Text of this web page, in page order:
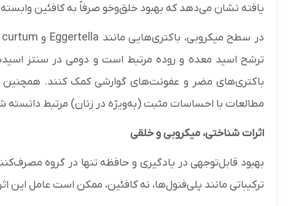
یافته نشان می‌دهد که بهبود خلق‌وخو صرفاً به کافئین
ترشح اسید معده و روده مرتبط است و دومی در سنتز
مطالعات با احساسات مثبت (به‌ویژه در زنان) مرتبط دانسته
اثرات شناختی، میکروبی و خلقی
بهبود قابل‌توجهی در یادگیری و حافظه تنها در گروه
ترکیباتی مانند پلی‌فنول‌ها، نه کافئین، ممکن است عامل این